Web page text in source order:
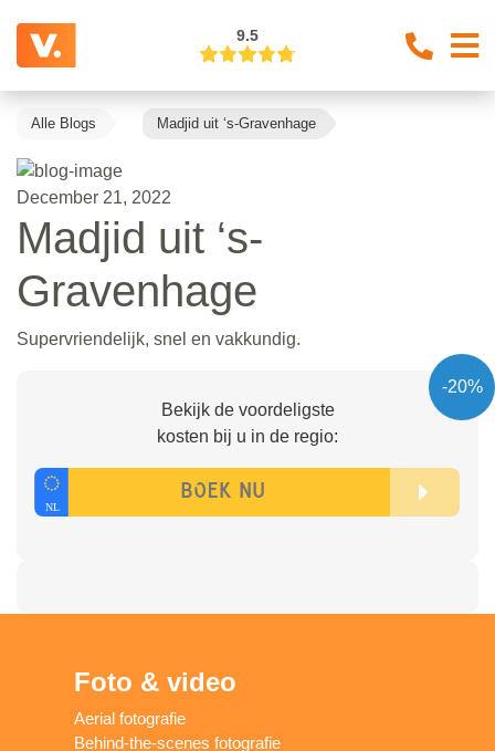
9.5
Alle Blogs Madjid uit ‘s-Gravenhage
December 21, 2022
Madjid uit ‘s-
Gravenhage
Supervriendelijk, snel en vakkundig.
-20%
Bekijk de voordeligste
kosten bij u in de regio:
Foto & video
Aerial fotografie
Behind-the-scenes fotografie